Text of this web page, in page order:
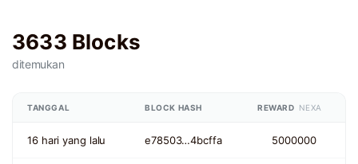
3633 Blocks
ditemukan
TANGGAL BLOCK HASH REWARD NEXA
16 hari yang lalu e78503…4bcffa 5000000